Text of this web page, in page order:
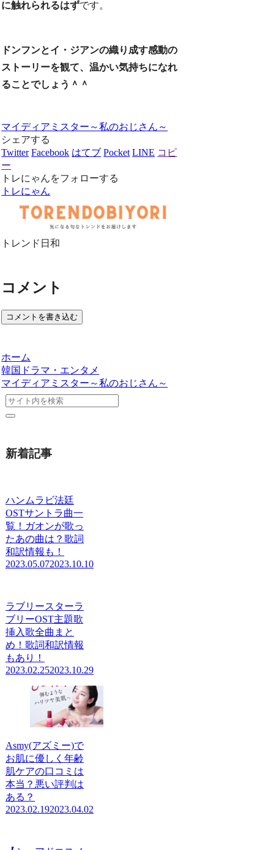
に触れられるはずです。
ドンフンとイ・ジアンの織り成す感動の
ストーリーを観て、温かい気持ちになれ
ることでしょう＾＾
マイディアミスター～私のおじさん～
シェアする
Twitter Facebook はてブ Pocket LINE コピ
ー
トレにゃんをフォローする
トレにゃん
トレンド日和
コメント
コメントを書き込む
ホーム
韓国ドラマ・エンタメ
マイディアミスター～私のおじさん～
新着記事
ハンムラビ法廷
OSTサントラ曲一
覧！ガオンが歌っ
たあの曲は？歌詞
和訳情報も！
2023.05.072023.10.10
ラブリースターラ
ブリーOST主題歌
挿入歌全曲まと
め！歌詞和訳情報
もあり！
2023.02.252023.10.29
Asmy(アズミー)で
お肌に優しく年齢
肌ケアの口コミは
本当？悪い評判は
ある？
2023.02.192023.04.02